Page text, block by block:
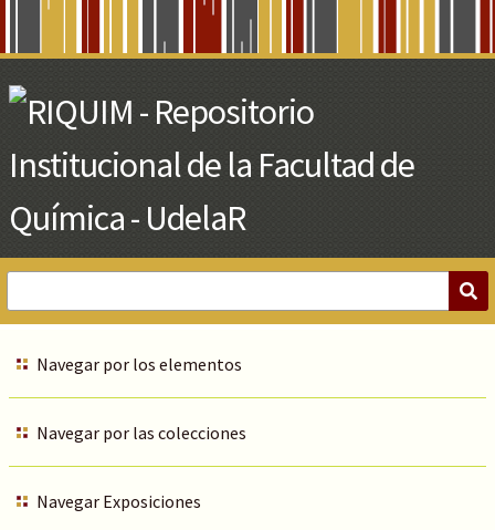
Main
Content
Navegar por los elementos
Navegar por las colecciones
Navegar Exposiciones